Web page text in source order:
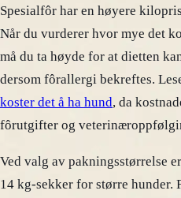
Spesialfôr har en høyere
Når du vurderer hvor mye det
må du ta høyde for at dietten
dersom fôrallergi bekreftes.
koster det å ha hund, da
fôrutgifter og
Ved valg av pakningsstørrelse
14 kg-sekker for større hunder.